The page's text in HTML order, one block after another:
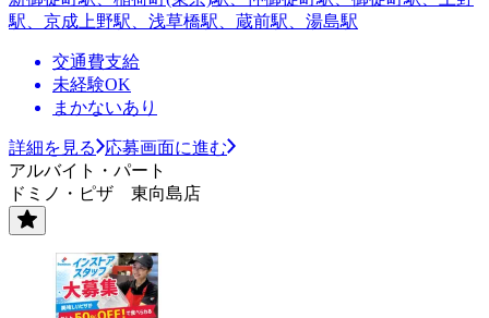
駅、京成上野駅、浅草橋駅、蔵前駅、湯島駅
交通費支給
未経験OK
まかないあり
詳細を見る
応募画面に進む
アルバイト・パート
ドミノ・ピザ 東向島店